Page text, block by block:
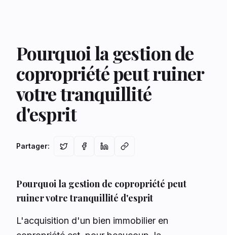
Pourquoi la gestion de
copropriété peut ruiner
votre tranquillité
d'esprit
Partager:
Pourquoi la gestion de copropriété peut
ruiner votre tranquillité d'esprit
L'acquisition d'un bien immobilier en